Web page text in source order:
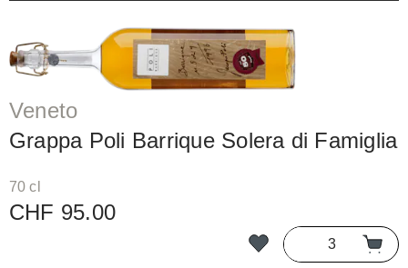
Veneto
Grappa Poli Barrique Solera di Famiglia
70 cl
CHF 95.00